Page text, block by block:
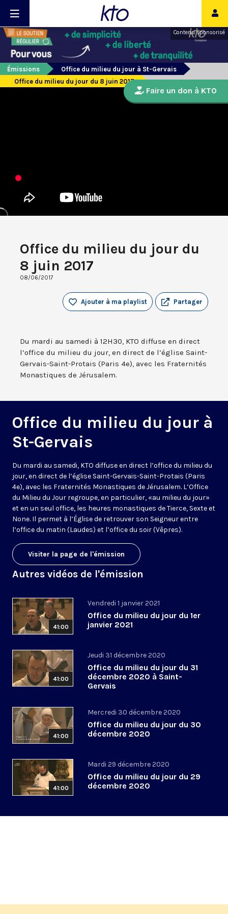
Contenu sponsorisé
Émissions
Office du milieu du jour à St-Gervais
Office du milieu du jour du 8 juin 2017
Office du milieu du jour du
8 juin 2017
08/06/2017
Partager
Ajouter à ma playlist
Du mardi au samedi à 12H30, KTO diffuse en direct
l’office du milieu du jour, en direct de l’église Saint-
Gervais-Saint-Protais (Paris 4e), avec les Fraternités
Monastiques de Jérusalem.
Office du milieu du jour à
St-Gervais
Du mardi au samedi, KTO diffuse en direct l’office du milieu du
jour, en direct de l’église Saint-Gervais-Saint-Protais (Paris
4e), avec les Fraternités Monastiques de Jérusalem. L’Office
du Milieu du Jour regroupe, en particulier, «au milieu du jour»
et en un seul office, les heures monastiques de Tierce, Sexte et
None. Il permet à l’Église de retrouver son Seigneur entre
l’office du matin (Laudes) et l’office du soir (Vêpres).
Visiter la page de l'émission
Autres vidéos de l'émission
41:00
Vendredi 1 janvier 2021
Office du milieu du jour du 1er
janvier 2021
41:00
Jeudi 31 décembre 2020
Office du milieu du jour du 31
décembre 2020 à Saint-
Gervais
41:00
Mercredi 30 décembre 2020
Office du milieu du jour du 30
décembre 2020
41:00
Mardi 29 décembre 2020
Office du milieu du jour du 29
décembre 2020
Faire un don à KTO